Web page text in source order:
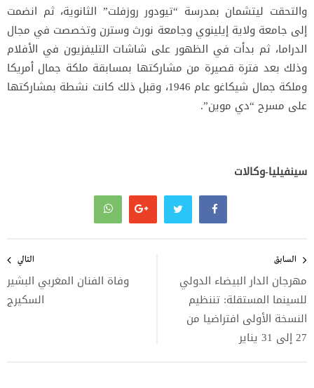
والتحقت ليتشمان بمدرسة “تيودور روزفلت” الثانوية، ثم انضمت
إلى جامعة ولاية إيلينوي وجامعة نورث وسترن وتخصصت في مجال
الدراما، ثم بدأت في الظهور على شاشات التليفزيون في الأفلام
وذلك بعد فترة قصيرة من مشاركتها بمسابقة ملكة جمال أمريكا
وملكة جمال شيكاغو عام 1946، وقبل ذلك كانت نشطة بمشاركتها
على مسرح “دي موين”.
سينفيليا-وكالات
المقالات
السابق
مهرجان الدار البيضاء الدولي
للسينما المستقلة: تننظيم
النسخة الأولى افتراضيا من
27 إلى 31 يناير
التالي
وفاة الفنان المغربي البشير
السكيرج